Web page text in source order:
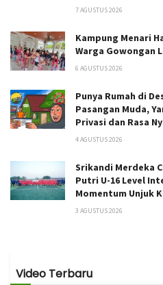
7 AGUSTUS 2026
Kampung Menari
Warga Gowongan
6 AGUSTUS 2026
Punya Rumah di
Pasangan Muda,
Privasi dan Rasa
4 AGUSTUS 2026
Srikandi Merdeka
Putri U-16 Level
Momentum Unjuk
3 AGUSTUS 2026
Video Terbaru